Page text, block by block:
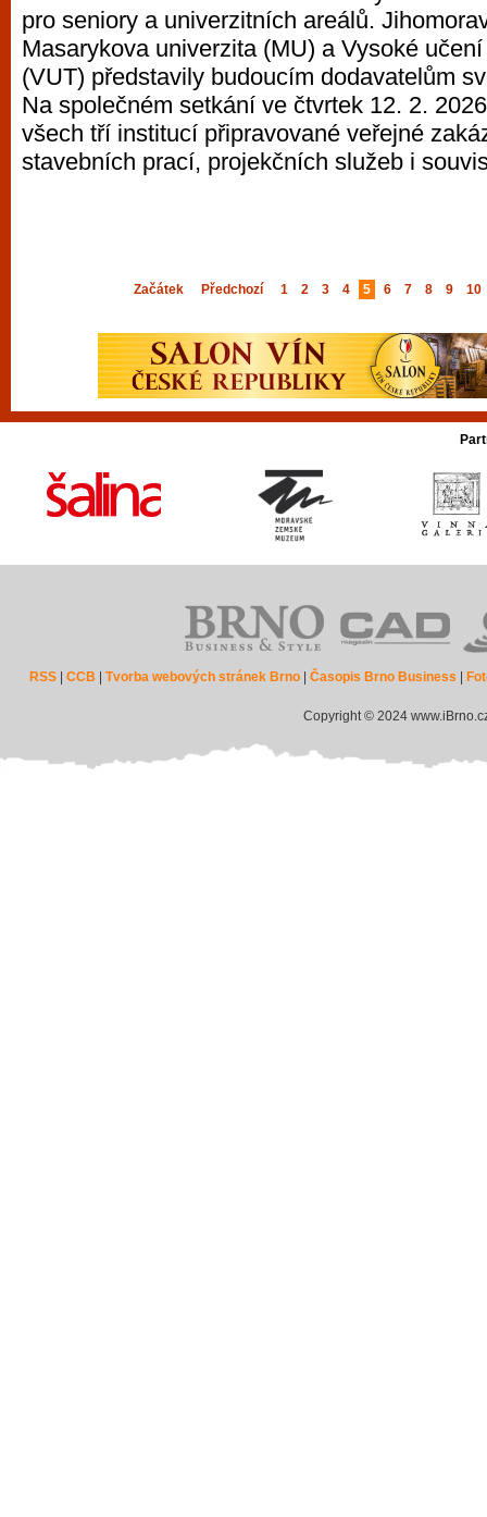
pro seniory a univerzitních areálů.
Masarykova univerzita (MU) a Vysoké
(VUT) představily budoucím dodavatelům
Na společném setkání ve čtvrtek 12. 2.
všech tří institucí připravované veřejné
stavebních prací, projekčních služeb i
Začátek Předchozí 1 2 3 4 5 6 7 8 9 10
RSS |CCB |Tvorba webových stránek Brno |Časopis Brno Business
Copyright © 2024